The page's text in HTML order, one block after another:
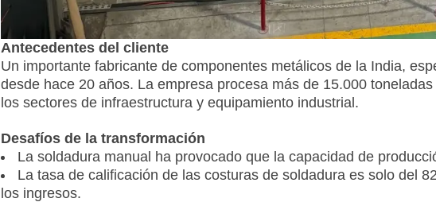
Antecedentes del cliente
Un importante fabricante de componentes metálicos de la India,
desde hace 20 años. La empresa procesa más de 15.000
los sectores de infraestructura y equipamiento industrial.
Desafíos de la transformación
La soldadura manual ha provocado que la capacidad de
La tasa de calificación de las costuras de soldadura es solo del
los ingresos.